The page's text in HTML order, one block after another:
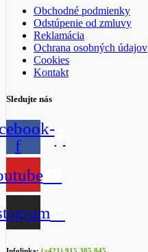
Obchodné podmienky
Odstúpenie od zmluvy
Reklamácia
Ochrana osobných údajov
Cookies
Kontakt
Sledujte nás
f